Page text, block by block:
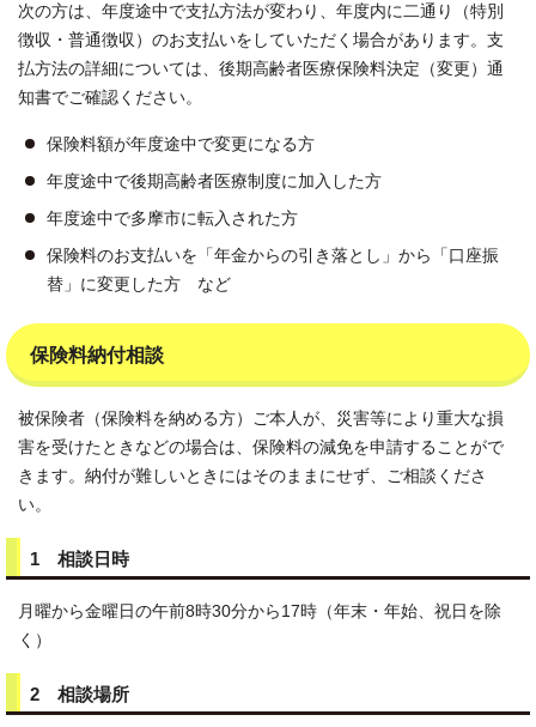
次の方は、年度途中で支払方法が変わり、年度内に二通り（特別
徴収・普通徴収）のお支払いをしていただく場合があります。支
払方法の詳細については、後期高齢者医療保険料決定（変更）通
知書でご確認ください。
保険料額が年度途中で変更になる方
年度途中で後期高齢者医療制度に加入した方
年度途中で多摩市に転入された方
保険料のお支払いを「年金からの引き落とし」から「口座振
替」に変更した方 など
保険料納付相談
被保険者（保険料を納める方）ご本人が、災害等により重大な損
害を受けたときなどの場合は、保険料の減免を申請することがで
きます。納付が難しいときにはそのままにせず、ご相談くださ
い。
1 相談日時
月曜から金曜日の午前8時30分から17時（年末・年始、祝日を除
く）
2 相談場所